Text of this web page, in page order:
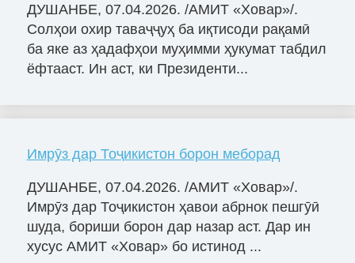
ДУШАНБЕ, 07.04.2026. /АМИТ «Ховар»/.
Солҳои охир таваҷҷуҳ ба иқтисоди рақамӣ
ба яке аз ҳадафҳои муҳимми ҳукумат табдил
ёфтааст. Ин аст, ки Президенти...
Имрӯз дар Тоҷикистон борон меборад
ДУШАНБЕ, 07.04.2026. /АМИТ «Ховар»/.
Имрӯз дар Тоҷикистон ҳавои абрнок пешгӯӣ
шуда, бориши борон дар назар аст. Дар ин
хусус АМИТ «Ховар» бо истинод ...